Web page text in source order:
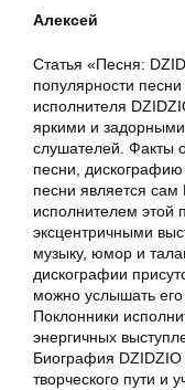
Алексей
Статья «Песня:
популярности
исполнителя
яркими и
слушателей. Факты
песни,
песни является сам
исполнителем этой
эксцентричными
музыку, юмор и
дискографии
можно услышать
Поклонники
энергичных
Биография DZIDZIO
творческого пути и